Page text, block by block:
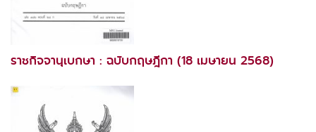
ราชกิจจานุเบกษา : ฉบับกฤษฎีกา (18 เมษายน 2568)